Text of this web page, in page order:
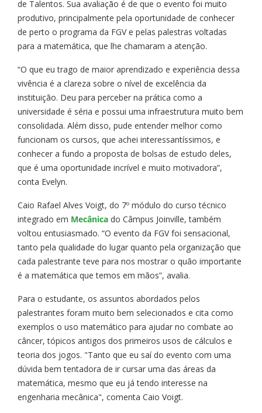
de Talentos. Sua avaliação é de que o evento foi muito
produtivo, principalmente pela oportunidade de conhecer
de perto o programa da FGV e pelas palestras voltadas
para a matemática, que lhe chamaram a atenção.
“O que eu trago de maior aprendizado e experiência dessa
vivência é a clareza sobre o nível de excelência da
instituição. Deu para perceber na prática como a
universidade é séria e possui uma infraestrutura muito bem
consolidada. Além disso, pude entender melhor como
funcionam os cursos, que achei interessantíssimos, e
conhecer a fundo a proposta de bolsas de estudo deles,
que é uma oportunidade incrível e muito motivadora”,
conta Evelyn.
Caio Rafael Alves Voigt, do 7º módulo do curso técnico
integrado em Mecânica do Câmpus Joinville, também
voltou entusiasmado. “O evento da FGV foi sensacional,
tanto pela qualidade do lugar quanto pela organização que
cada palestrante teve para nos mostrar o quão importante
é a matemática que temos em mãos”, avalia.
Para o estudante, os assuntos abordados pelos
palestrantes foram muito bem selecionados e cita como
exemplos o uso matemático para ajudar no combate ao
câncer, tópicos antigos dos primeiros usos de cálculos e
teoria dos jogos. "Tanto que eu saí do evento com uma
dúvida bem tentadora de ir cursar uma das áreas da
matemática, mesmo que eu já tendo interesse na
engenharia mecânica", comenta Caio Voigt.